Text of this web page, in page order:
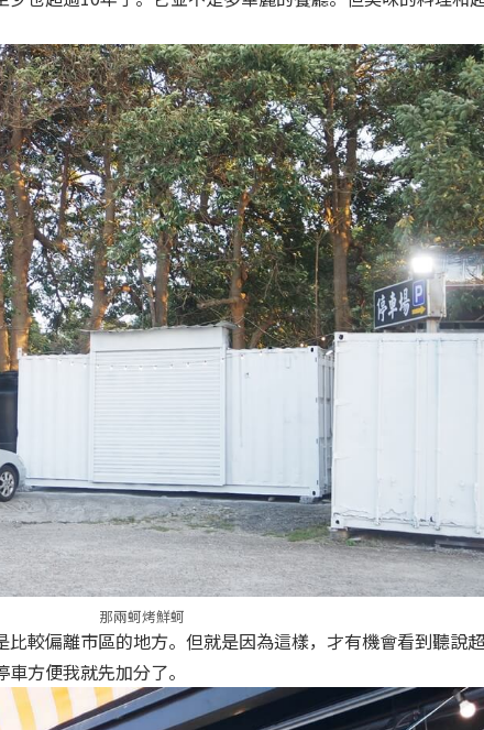
那兩蚵烤鮮蚵
較偏離市區的地方。但就是因為這樣，才有機會看到聽說
方便我就先加分了。